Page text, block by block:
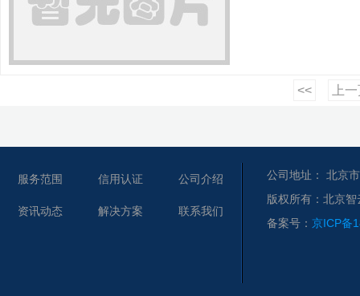
<< 上
服务范围 信用认证 公司介绍
资讯动态 解决方案 联系我们
公司地址： 北京
版权所有：北京
备案号： 京ICP备